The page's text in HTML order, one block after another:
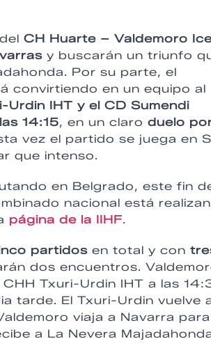
CH Huarte – Valdemoro
y buscarán un triunfo
Por su parte, el
convirtiendo en un equipo al
Urdin IHT y el CD Sumendi
14:15, en un claro duelo
vez el partido se juega en
que intenso.
en Belgrado, este fin
nacional está
página de la IIHF.
partidos en total y con
dos encuentros.
Txuri-Urdin IHT a las
tarde. El Txuri-Urdin vuelve
viaja a Navarra para
a La Nevera